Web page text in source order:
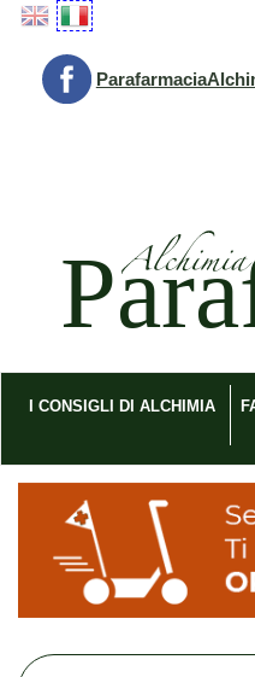
Passa
contenuto
principale
I CONSIGLI DI ALCHIMIA